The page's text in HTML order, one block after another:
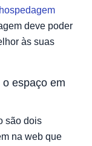
hospedagem
deve poder
às suas
espaço em
são dois
na web que